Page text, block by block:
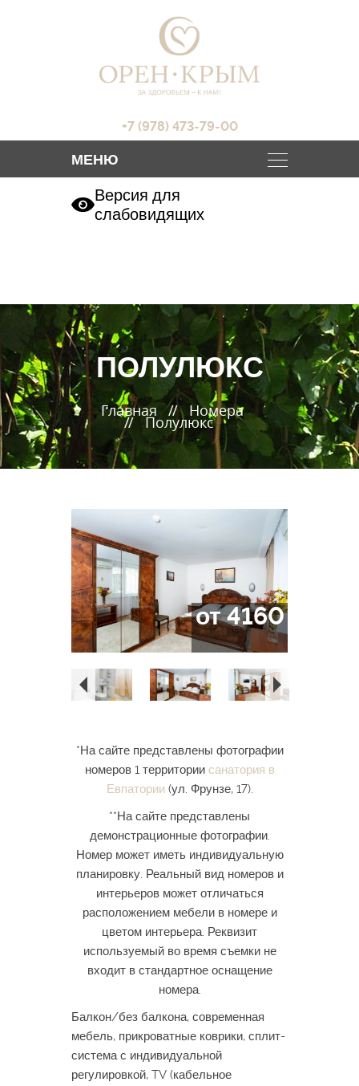
+7 (978) 473-79-00
Версия для
слабовидящих
ПОЛУЛЮКС
Главная Номера
Полулюкс
от 4160
за чел/сутки
*На сайте представлены фотографии
номеров 1 территории санатория в
Евпатории(ул. Фрунзе, 17).
**На сайте представлены
демонстрационные фотографии.
Номер может иметь индивидуальную
планировку. Реальный вид номеров и
интерьеров может отличаться
расположением мебели в номере и
цветом интерьера. Реквизит
используемый во время съемки не
входит в стандартное оснащение
номера.
Балкон/без балкона, современная
мебель, прикроватные коврики, сплит-
система с индивидуальной
регулировкой, TV (кабельное